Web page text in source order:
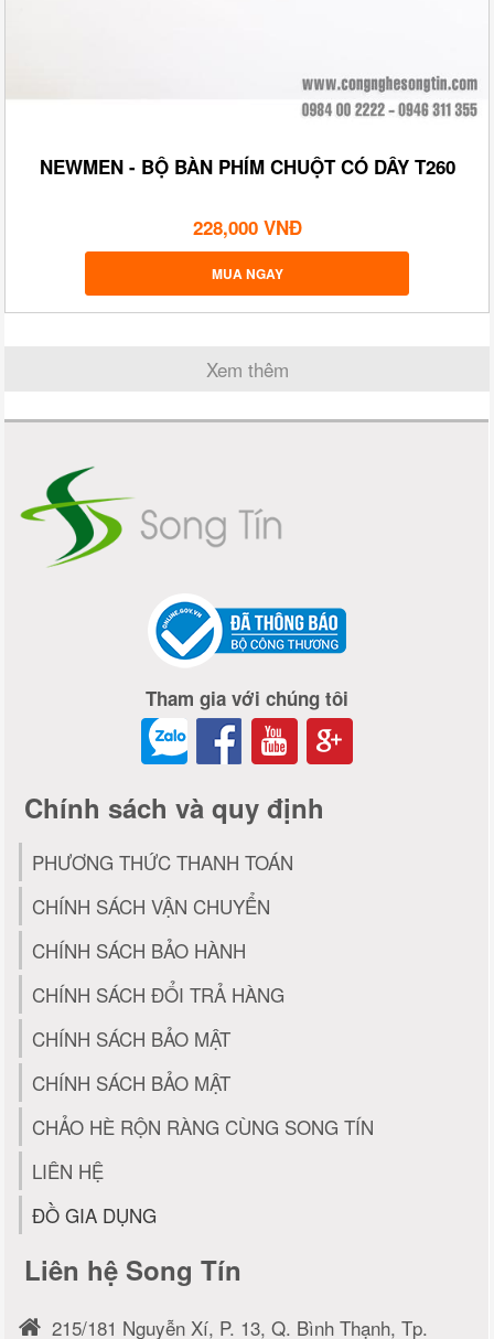
NEWMEN - BỘ BÀN PHÍM CHUỘT CÓ DÂY T260
228,000 VNĐ
MUA NGAY
Xem thêm
Tham gia với chúng tôi
Chính sách và quy định
PHƯƠNG THỨC THANH TOÁN
CHÍNH SÁCH VẬN CHUYỂN
CHÍNH SÁCH BẢO HÀNH
CHÍNH SÁCH ĐỔI TRẢ HÀNG
CHÍNH SÁCH BẢO MẬT
CHÍNH SÁCH BẢO MẬT
CHẢO HÈ RỘN RÀNG CÙNG SONG TÍN
LIÊN HỆ
ĐỒ GIA DỤNG
Liên hệ Song Tín
215/181 Nguyễn Xí, P. 13, Q. Bình Thạnh, Tp.